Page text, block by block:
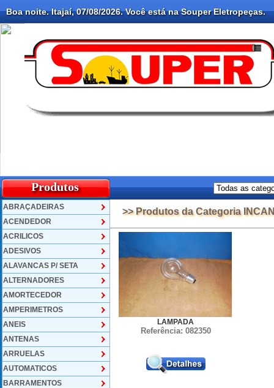
Boa noite. Itajaí, 07/08/2026. Você está na Souper Eletropeças.
Produtos
ABRAÇADEIRAS
ACENDEDOR
ACRILICOS
ADESIVOS
ALAVANCAS P/ SETA
ALTERNADORES
AMORTECEDOR
AMPERIMETROS
ANEIS
ANTENAS
ARRUELAS
AUTOMATICOS
BARRAMENTOS
>> Produtos da Categoria
LAMPADA
Referência: 082350